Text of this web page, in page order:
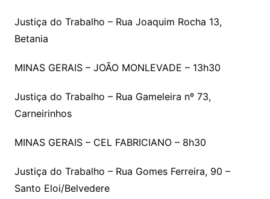
Justiça do Trabalho – Rua Joaquim Rocha 13,
Betania
MINAS GERAIS – JOÃO MONLEVADE – 13h30
Justiça do Trabalho – Rua Gameleira nº 73,
Carneirinhos
MINAS GERAIS – CEL FABRICIANO – 8h30
Justiça do Trabalho – Rua Gomes Ferreira, 90 –
Santo Eloi/Belvedere